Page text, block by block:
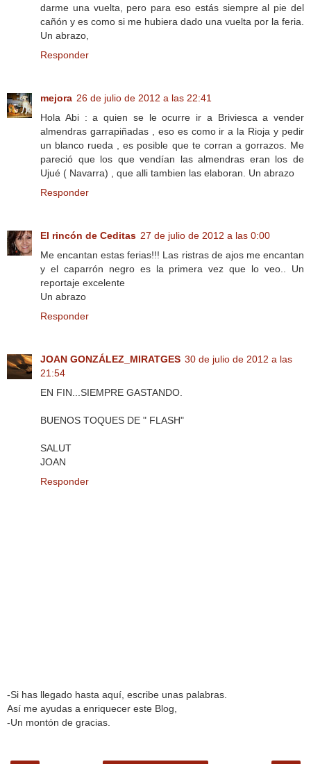
darme una vuelta, pero para eso estás siempre al pie del
cañón y es como si me hubiera dado una vuelta por la feria.
Un abrazo,
Responder
mejora 26 de julio de 2012 a las 22:41
Hola Abi : a quien se le ocurre ir a Briviesca a vender
almendras garrapiñadas , eso es como ir a la Rioja y pedir
un blanco rueda , es posible que te corran a gorrazos. Me
pareció que los que vendían las almendras eran los de
Ujué ( Navarra) , que alli tambien las elaboran. Un abrazo
Responder
El rincón de Ceditas 27 de julio de 2012 a las 0:00
Me encantan estas ferias!!! Las ristras de ajos me encantan
y el caparrón negro es la primera vez que lo veo.. Un
reportaje excelente
Un abrazo
Responder
JOAN GONZÁLEZ_MIRATGES 30 de julio de 2012 a las
21:54
EN FIN...SIEMPRE GASTANDO.
BUENOS TOQUES DE " FLASH"
SALUT
JOAN
Responder
-Si has llegado hasta aquí, escribe unas palabras.
Así me ayudas a enriquecer este Blog,
-Un montón de gracias.